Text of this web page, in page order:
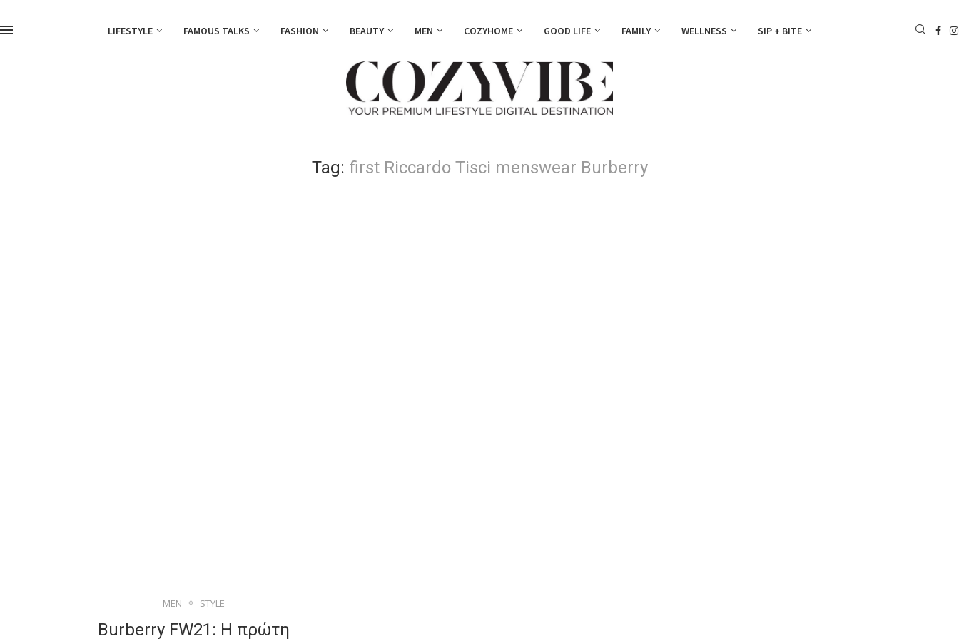
LIFESTYLE FAMOUS TALKS FASHION BEAUTY MEN COZYHOME GOOD LIFE FAMILY WELLNESS SIP + BITE
Tag: first Riccardo Tisci menswear Burberry
MEN STYLE
Burberry FW21: Η πρώτη